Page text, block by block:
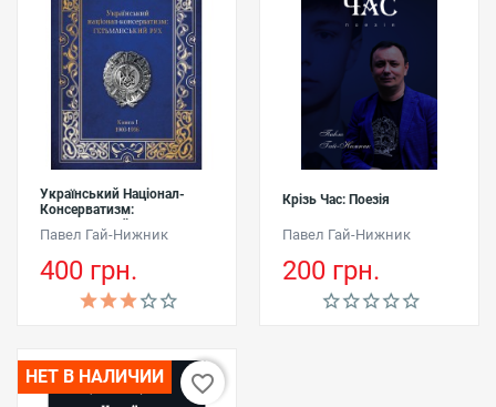
Український Націонал-
Консерватизм:
Гетьманський Рух
Павел Гай-Нижник
400 грн.
Крізь Час: Поезія
Павел Гай-Нижник
200 грн.
НЕТ В НАЛИЧИИ favorite_border